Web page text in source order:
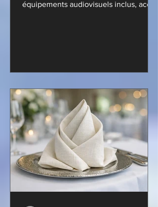
équipements audiovisuels inclus, accès